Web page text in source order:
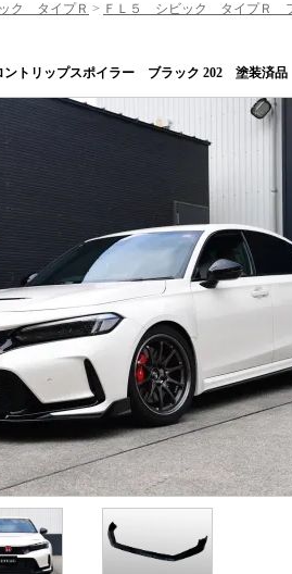
ク タイプＲ > ＦＬ５ シビック タイプＲ
トリップスポイラー ブラック 202 塗装済品